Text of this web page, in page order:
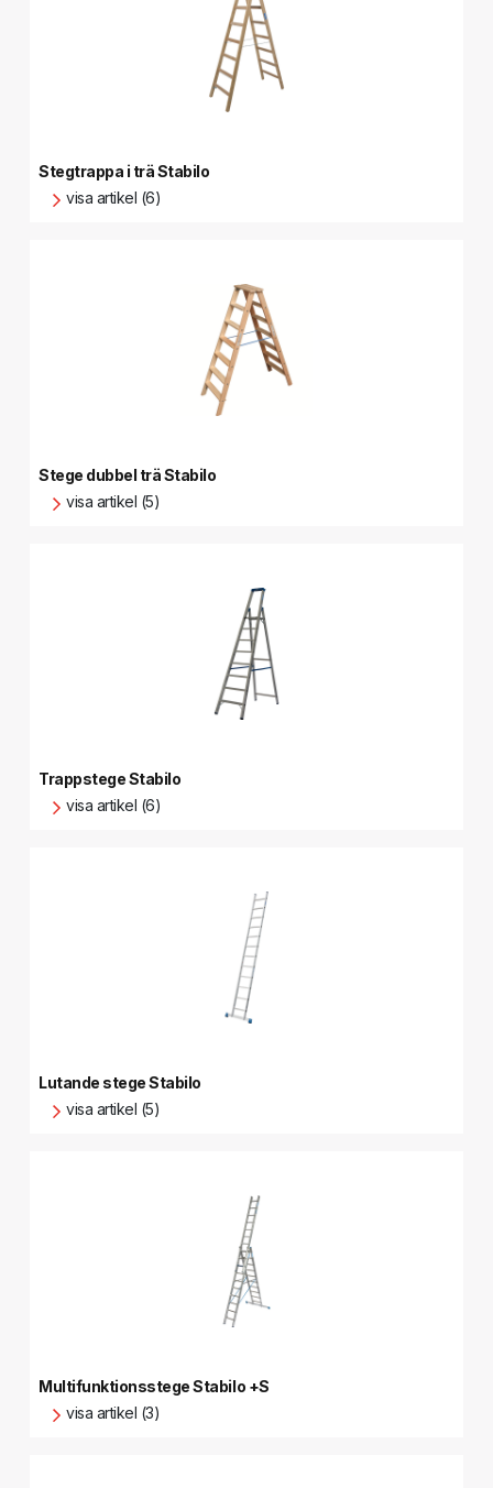
Stegtrappa i trä Stabilo
visa artikel (6)
Stege dubbel trä Stabilo
visa artikel (5)
Trappstege Stabilo
visa artikel (6)
Lutande stege Stabilo
visa artikel (5)
Multifunktionsstege Stabilo +S
visa artikel (3)